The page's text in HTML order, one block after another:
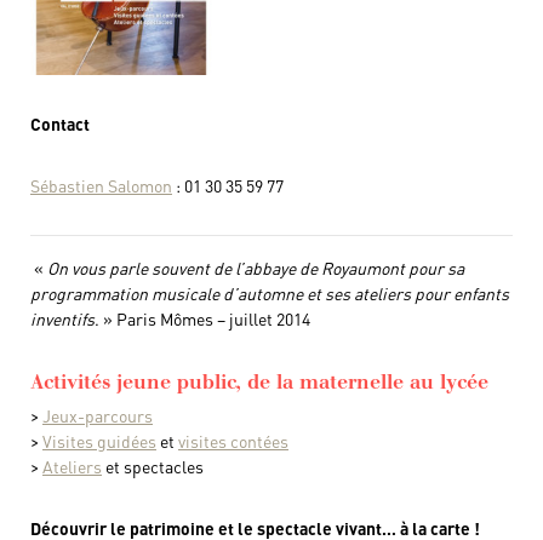
Contact
Sébastien Salomon : 01 30 35 59 77
« On vous parle souvent de l’abbaye de Royaumont pour sa
programmation musicale d’automne et ses ateliers pour enfants
inventifs. » Paris Mômes – juillet 2014
Activités jeune public, de la maternelle au lycée
> Jeux-parcours
> Visites guidées et visites contées
> Ateliers et spectacles
Découvrir le patrimoine et le spectacle vivant… à la carte !